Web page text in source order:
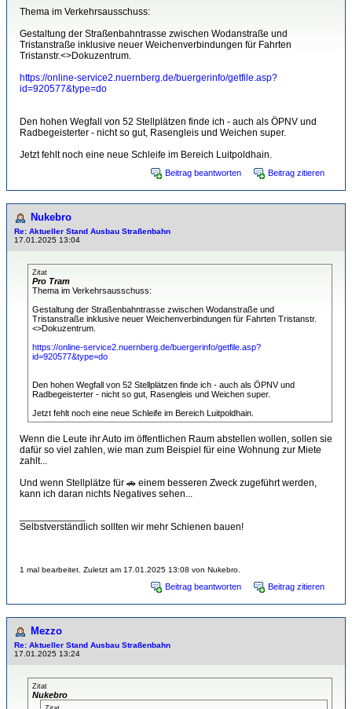
Thema im Verkehrsausschuss:
Gestaltung der Straßenbahntrasse zwischen Wodanstraße und
Tristanstraße inklusive neuer Weichenverbindungen für Fahrten
Tristanstr.<>Dokuzentrum.
https://online-service2.nuernberg.de/buergerinfo/getfile.asp?
id=920577&type=do
Den hohen Wegfall von 52 Stellplätzen finde ich - auch als ÖPNV und
Radbegeisterter - nicht so gut, Rasengleis und Weichen super.
Jetzt fehlt noch eine neue Schleife im Bereich Luitpoldhain.
Beitrag beantworten Beitrag zitieren
Nukebro
Re: Aktueller Stand Ausbau Straßenbahn
17.01.2025 13:04
Zitat
Pro Tram
Thema im Verkehrsausschuss:
Gestaltung der Straßenbahntrasse zwischen Wodanstraße und
Tristanstraße inklusive neuer Weichenverbindungen für Fahrten Tristanstr.
<>Dokuzentrum.
https://online-service2.nuernberg.de/buergerinfo/getfile.asp?
id=920577&type=do
Den hohen Wegfall von 52 Stellplätzen finde ich - auch als ÖPNV und
Radbegeisterter - nicht so gut, Rasengleis und Weichen super.
Jetzt fehlt noch eine neue Schleife im Bereich Luitpoldhain.
Wenn die Leute ihr Auto im öffentlichen Raum abstellen wollen, sollen sie
dafür so viel zahlen, wie man zum Beispiel für eine Wohnung zur Miete
zahlt...
Und wenn Stellplätze für 🚗 einem besseren Zweck zugeführt werden,
kann ich daran nichts Negatives sehen...
Selbstverständlich sollten wir mehr Schienen bauen!
1 mal bearbeitet. Zuletzt am 17.01.2025 13:08 von Nukebro.
Beitrag beantworten Beitrag zitieren
Mezzo
Re: Aktueller Stand Ausbau Straßenbahn
17.01.2025 13:24
Zitat
Nukebro